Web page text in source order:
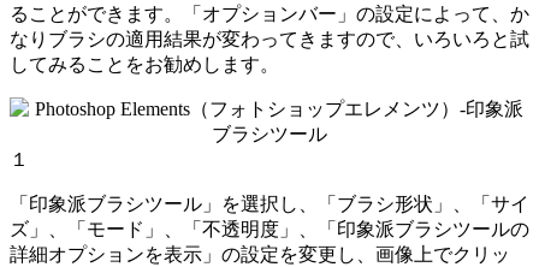
ることができます。「オプションバー」の設定によって、か
なりブラシの適用結果が変わってきますので、いろいろと試
してみることをお勧めします。
１
「印象派ブラシツール」を選択し、「ブラシ形状」、「サイ
ズ」、「モード」、「不透明度」、「印象派ブラシツールの
詳細オプションを表示」の設定を変更し、画像上でクリッ